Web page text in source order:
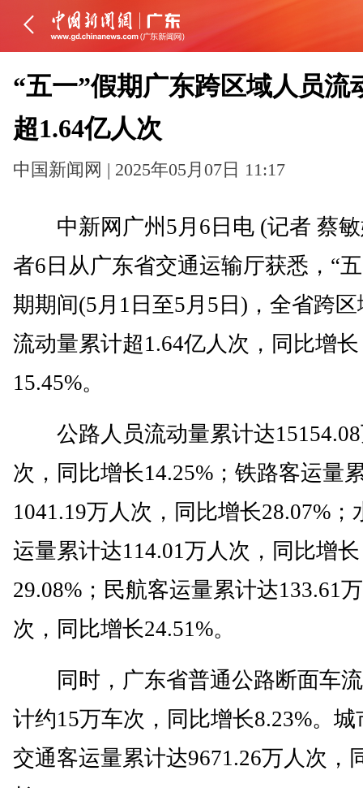
“五一”假期广东跨区域人员流
超1.64亿人次
中国新闻网 | 2025年05月07日 11:17
中新网广州5月6日电 (记者 蔡敏
者6日从广东省交通运输厅获悉，“
期期间(5月1日至5月5日)，全省跨
流动量累计超1.64亿人次，同比增长
15.45%。
公路人员流动量累计达15154.08
次，同比增长14.25%；铁路客运量
1041.19万人次，同比增长28.07%；
运量累计达114.01万人次，同比增长
29.08%；民航客运量累计达133.61
次，同比增长24.51%。
同时，广东省普通公路断面车
计约15万车次，同比增长8.23%。城
交通客运量累计达9671.26万人次，